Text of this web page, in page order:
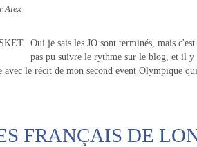
Alex
Oui je sais les JO sont terminés, mais
pas pu suivre le rythme sur le blog, et il y
avec le récit de mon second event Olympique
FRANÇAIS DE